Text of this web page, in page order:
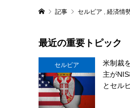
記事 セルビア 経済情
最近の重要トピック
セルビア
米制裁
主がNIS
とセル